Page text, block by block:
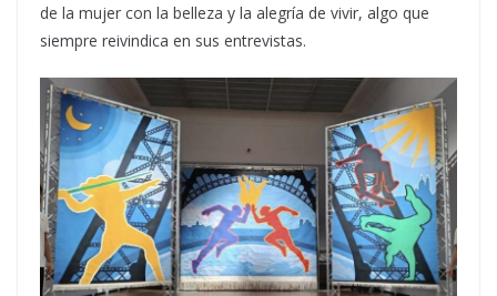
de la mujer con la belleza y la alegría de vivir, algo que
siempre reivindica en sus entrevistas.